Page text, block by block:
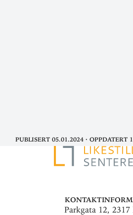
Publisert 05.01.2024· Oppdatert
Parkgata 12, 2317